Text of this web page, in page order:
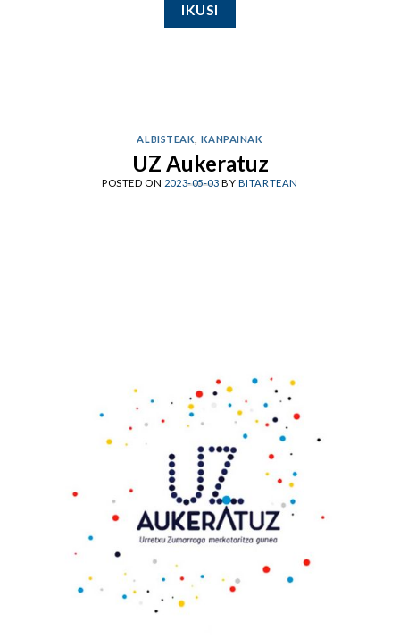
IKUSI
ALBISTEAK KANPAINAK
UZ Aukeratuz
POSTED ON 2023-05-03 BY BITARTEAN